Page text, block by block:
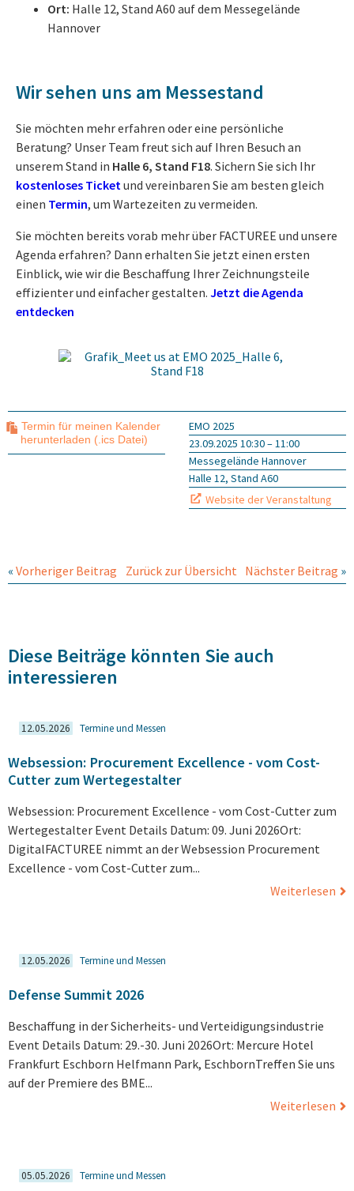
Ort: Halle 12, Stand A60 auf dem Messegelände
Hannover
Wir sehen uns am Messestand
Sie möchten mehr erfahren oder eine persönliche
Beratung? Unser Team freut sich auf Ihren Besuch an
unserem Stand in Halle 6, Stand F18. Sichern Sie sich Ihr
kostenloses Ticketund vereinbaren Sie am besten gleich
einen Termin, um Wartezeiten zu vermeiden.
Sie möchten bereits vorab mehr über FACTUREE und unsere
Agenda erfahren? Dann erhalten Sie jetzt einen ersten
Einblick, wie wir die Beschaffung Ihrer Zeichnungsteile
effizienter und einfacher gestalten. Jetzt die Agenda
entdecken
Termin für meinen Kalender
herunterladen (.ics Datei)
EMO 2025
23.09.2025 10:30 – 11:00
Messegelände Hannover
Halle 12, Stand A60
Website der Veranstaltung
« Vorheriger Beitrag Zurück zur Übersicht Nächster Beitrag »
Diese Beiträge könnten Sie auch
interessieren
12.05.2026 Termine und Messen
Websession: Procurement Excellence - vom Cost-
Cutter zum Wertegestalter
Websession: Procurement Excellence - vom Cost-Cutter zum
Wertegestalter Event Details Datum: 09. Juni 2026Ort:
DigitalFACTUREE nimmt an der Websession Procurement
Excellence - vom Cost-Cutter zum...
Weiterlesen
12.05.2026 Termine und Messen
Defense Summit 2026
Beschaffung in der Sicherheits- und Verteidigungsindustrie
Event Details Datum: 29.-30. Juni 2026Ort: Mercure Hotel
Frankfurt Eschborn Helfmann Park, EschbornTreffen Sie uns
auf der Premiere des BME...
Weiterlesen
05.05.2026 Termine und Messen